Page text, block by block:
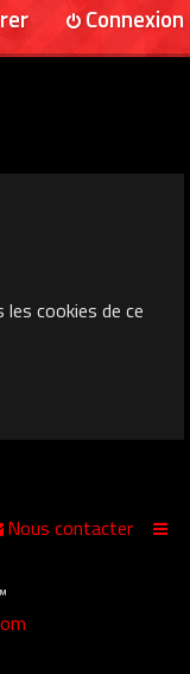
Connexion
cookies de ce
Nous contacter